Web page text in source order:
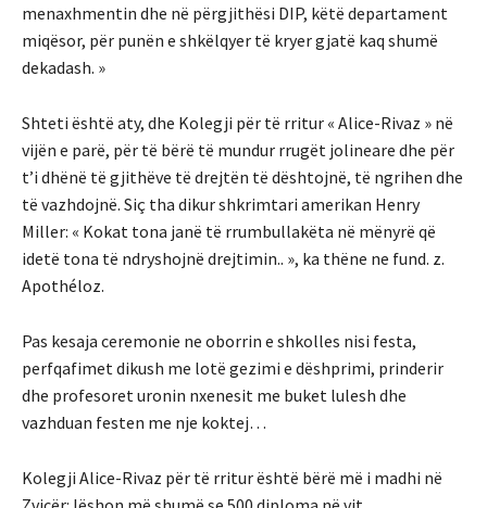
menaxhmentin dhe në përgjithësi DIP, këtë departament
miqësor, për punën e shkëlqyer të kryer gjatë kaq shumë
dekadash. »
Shteti është aty, dhe Kolegji për të rritur « Alice-Rivaz » në
vijën e parë, për të bërë të mundur rrugët jolineare dhe për
t’i dhënë të gjithëve të drejtën të dështojnë, të ngrihen dhe
të vazhdojnë. Siç tha dikur shkrimtari amerikan Henry
Miller: « Kokat tona janë të rrumbullakëta në mënyrë që
idetë tona të ndryshojnë drejtimin.. », ka thëne ne fund. z.
Apothéloz.
Pas kesaja ceremonie ne oborrin e shkolles nisi festa,
perfqafimet dikush me lotë gezimi e dëshprimi, prinderir
dhe profesoret uronin nxenesit me buket lulesh dhe
vazhduan festen me nje koktej…
Kolegji Alice-Rivaz për të rritur është bërë më i madhi në